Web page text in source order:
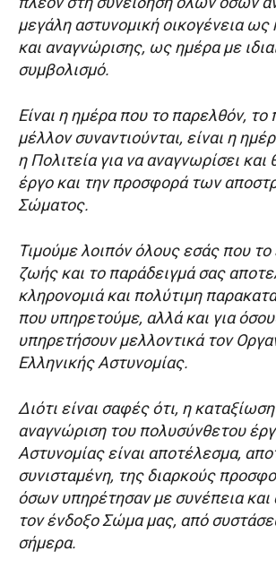
μεγάλη αστυνομική οικογένεια ως
και αναγνώρισης, ως ημέρα με
συμβολισμό.
Είναι η ημέρα που το παρελθόν, το
μέλλον συναντιούνται, είναι η
η Πολιτεία για να αναγνωρίσει και
έργο και την προσφορά των
Σώματος.
Τιμούμε λοιπόν όλους εσάς που
ζωής και το παράδειγμά σας
κληρονομιά και πολύτιμη
που υπηρετούμε, αλλά και για
υπηρετήσουν μελλοντικά τον
Ελληνικής Αστυνομίας.
Διότι είναι σαφές ότι, η
αναγνώριση του πολυσύνθετου
Αστυνομίας είναι αποτέλεσμα,
συνισταμένη, της διαρκούς
όσων υπηρέτησαν με συνέπεια
τον ένδοξο Σώμα μας, από
σήμερα.